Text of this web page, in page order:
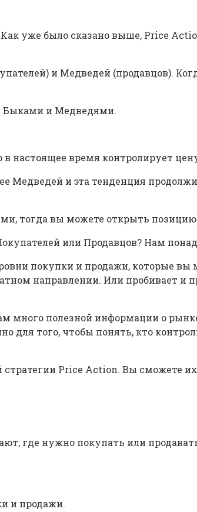
уже было сказано выше, Price
и Медведей (продавцов).
Быками и Медведями.
в настоящее время контролирует
Медведей и эта тенденция
тогда вы можете открыть
или Продавцов? Нам
покупки и продажи, которые вы
направлении. Или пробивает
много полезной информации о
для того, чтобы понять, кто
Price Action. Вы сможете
где нужно покупать или
и продажи.